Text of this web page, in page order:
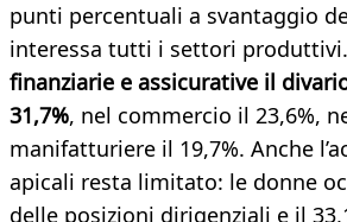
punti percentuali a svantaggio
interessa tutti i settori produttivi.
finanziarie e assicurative il
31,7%, nel commercio il 23,6%,
manifatturiere il 19,7%. Anche
apicali resta limitato: le donne
delle posizioni dirigenziali e il